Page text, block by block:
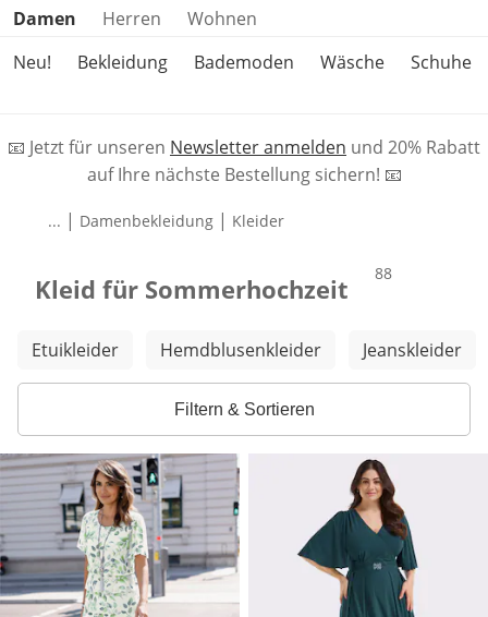
Produktkategorien überspringen
Damen Herren
Wohnen
Neu!
Bekleidung Bademoden Wäsche Schuhe
📧 Jetzt für unseren Newsletter anmelden und 20% Rabatt
auf Ihre nächste Bestellung sichern! 📧
... | Damenbekleidung | Kleider
Kleid für Sommerhochzeit Produkte
88
Weitere Kategorien überspringen
Etuikleider Hemdblusenkleider Jeanskleider
Filtern & Sortieren